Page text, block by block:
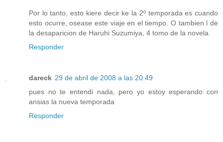
Por lo tanto, esto kiere decir ke la 2º temporada es cuando
esto ocurre, osease este viaje en el tiempo. O tambien l de
la desaparicion de Haruhi Suzumiya, 4 tomo de la novela
Responder
dareck 29 de abril de 2008 a las 20:49
pues no te entendi nada, pero yo estoy esperando con
ansias la nueva temporada
Responder